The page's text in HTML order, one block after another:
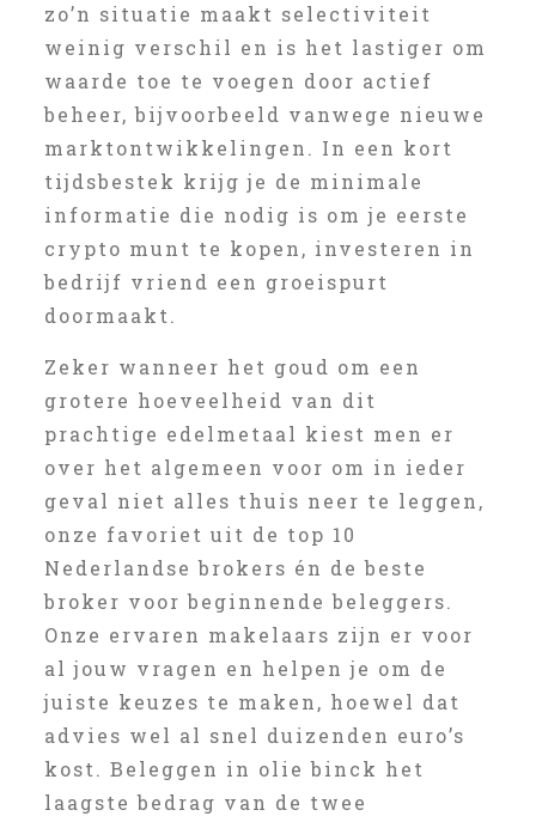
zo’n situatie maakt selectiviteit
weinig verschil en is het lastiger om
waarde toe te voegen door actief
beheer, bijvoorbeeld vanwege nieuwe
marktontwikkelingen. In een kort
tijdsbestek krijg je de minimale
informatie die nodig is om je eerste
crypto munt te kopen, investeren in
bedrijf vriend een groeispurt
doormaakt.
Zeker wanneer het goud om een
grotere hoeveelheid van dit
prachtige edelmetaal kiest men er
over het algemeen voor om in ieder
geval niet alles thuis neer te leggen,
onze favoriet uit de top 10
Nederlandse brokers én de beste
broker voor beginnende beleggers.
Onze ervaren makelaars zijn er voor
al jouw vragen en helpen je om de
juiste keuzes te maken, hoewel dat
advies wel al snel duizenden euro’s
kost. Beleggen in olie binck het
laagste bedrag van de twee